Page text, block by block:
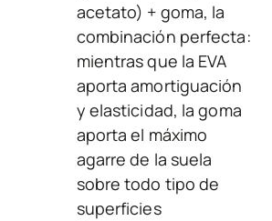
acetato) + goma, la
combinación perfecta:
mientras que la EVA
aporta amortiguación
y elasticidad, la goma
aporta el máximo
agarre de la suela
sobre todo tipo de
superficies